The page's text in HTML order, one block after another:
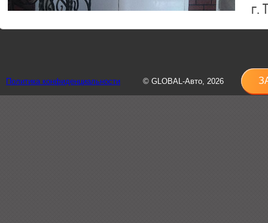
г.
8
Политика конфиденциальности © GLOBAL-Авто, 2026